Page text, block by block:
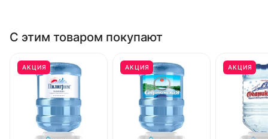
С этим товаром покупают
АКЦИЯ АКЦИЯ АКЦИЯ